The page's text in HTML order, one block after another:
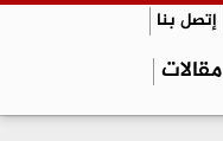
إتصل بنا
مقالات